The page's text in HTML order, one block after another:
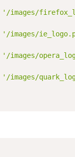
'/images/
'/images/
'/images/
'/images/